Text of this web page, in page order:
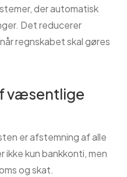
der automatisk
Det reducerer
regnskabet skal gøres
væsentlige
er afstemning af alle
kun bankkonti, men
og skat.